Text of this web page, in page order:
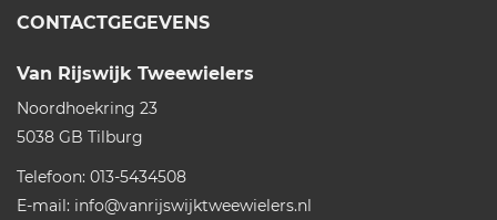
CONTACTGEGEVENS
Van Rijswijk Tweewielers
Noordhoekring 23
5038 GB Tilburg
Telefoon: 013-5434508
E-mail: info@vanrijswijktweewielers.nl